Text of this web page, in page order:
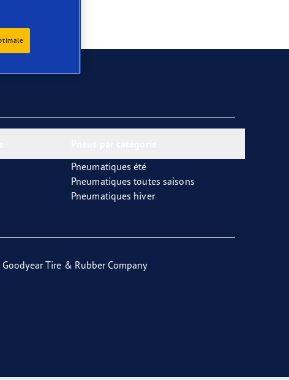
Pneumatiques été
Pneumatiques toutes saisons
Pneumatiques hiver
Tire & Rubber Company